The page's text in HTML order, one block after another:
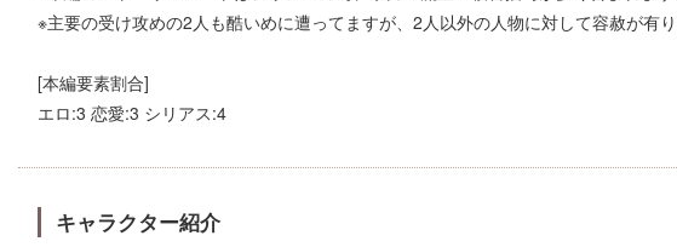
※主要の受け攻めの2人も酷いめに遭ってますが、2人以外の人物に対して容赦が有り
[本編要素割合]
エロ:3 恋愛:3 シリアス:4
キャラクター紹介